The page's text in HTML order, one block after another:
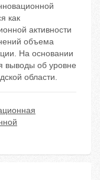
как
активности
объема
На основании
выводы об уровне
области.